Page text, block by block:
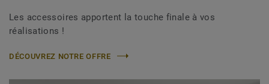
Les accessoires apportent la touche finale à vos
réalisations !
DÉCOUVREZ NOTRE OFFRE